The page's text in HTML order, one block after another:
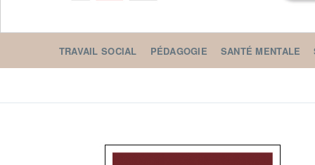
TRAVAIL SOCIAL PÉDAGOGIE SANTÉ MENTALE